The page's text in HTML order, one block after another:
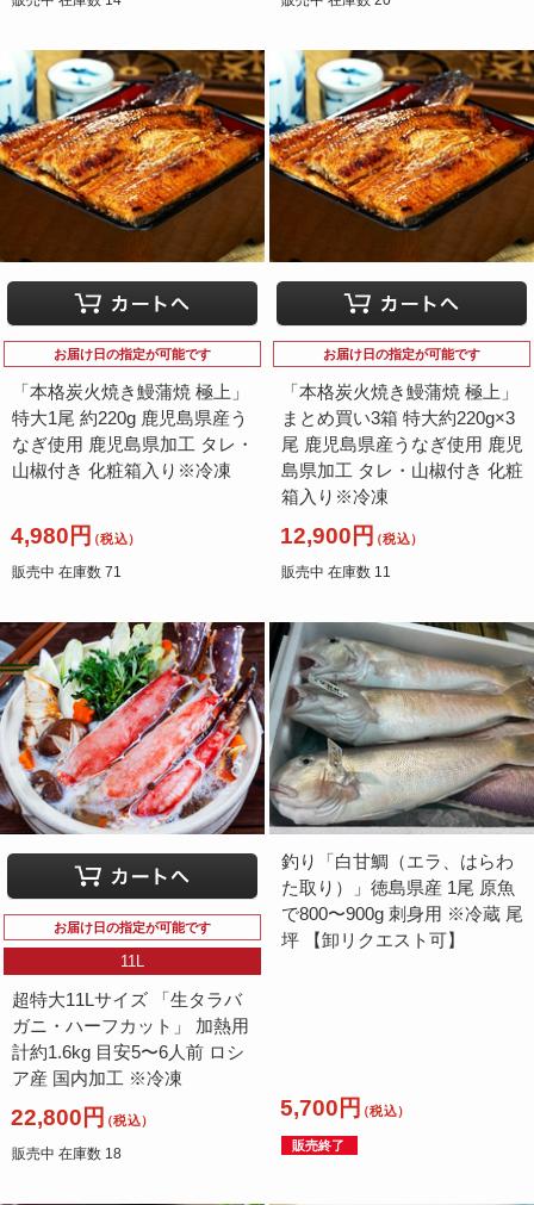
お届け日の指定が可能です
「本格炭火焼き鰻蒲焼 極上」
特大1尾 約220g 鹿児島県産う
なぎ使用 鹿児島県加工 タレ・
山椒付き 化粧箱入り※冷凍
4,980円（税込）
販売中 在庫数 71
お届け日の指定が可能です
「本格炭火焼き鰻蒲焼 極上」
まとめ買い3箱 特大約220g×3
尾 鹿児島県産うなぎ使用 鹿児
島県加工 タレ・山椒付き 化粧
箱入り※冷凍
12,900円（税込）
販売中 在庫数 11
お届け日の指定が可能です
11L
超特大11Lサイズ 「生タラバ
ガニ・ハーフカット」 加熱用
計約1.6kg 目安5〜6人前 ロシ
ア産 国内加工 ※冷凍
22,800円（税込）
販売中 在庫数 18
釣り「白甘鯛（エラ、はらわ
た取り）」徳島県産 1尾 原魚
で800〜900g 刺身用 ※冷蔵 尾
坪 【卸リクエスト可】
5,700円（税込）
販売終了